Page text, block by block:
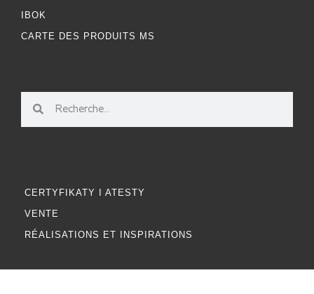
IBOK
CARTE DES PRODUITS MS
CERTYFIKATY I ATESTY
VENTE
RÉALISATIONS ET INSPIRATIONS